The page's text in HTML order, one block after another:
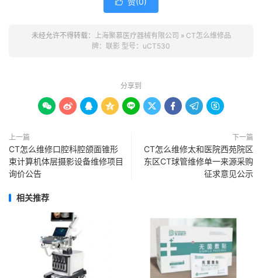

未经允许不得转载： 上海聚慕医疗器械有限公司 » CT怎么维修品
牌：联影 型号：uCT530
分享到
        
上一篇
CT怎么维修口腔科腔颌面锥形
束计算机体层摄影设备维修项目
询价公告
下一篇
CT怎么维修太和医院西苑院区
东区CT球管维修单一来源采购
征求意见公示
相关推荐